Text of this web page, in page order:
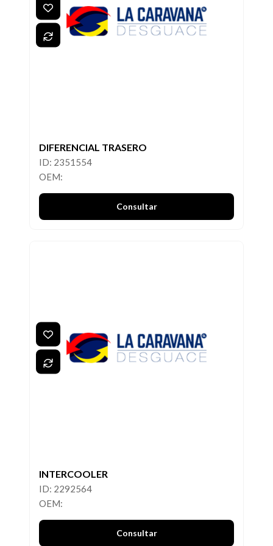
DIFERENCIAL TRASERO
ID: 2351554
OEM:
Consultar
INTERCOOLER
ID: 2292564
OEM:
Consultar